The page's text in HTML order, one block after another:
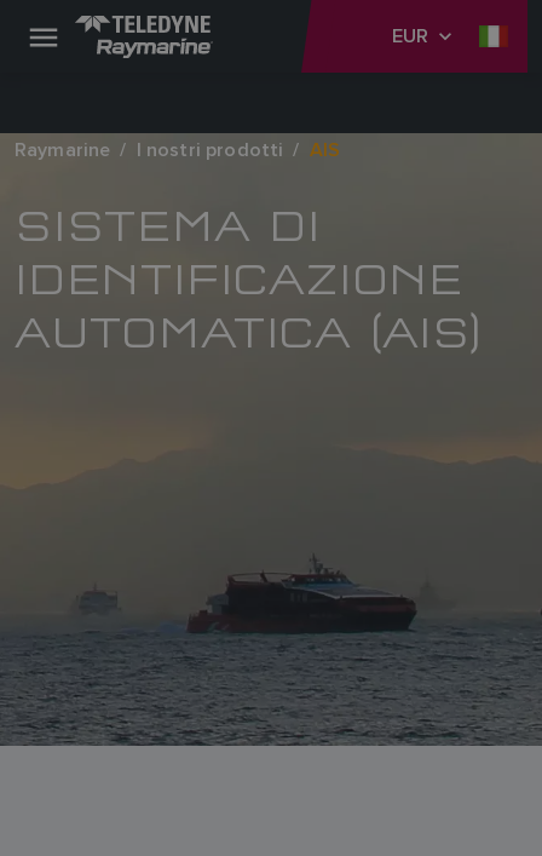
EUR
Raymarine I nostri prodotti AIS
SISTEMA DI
IDENTIFICAZIONE
AUTOMATICA (AIS)